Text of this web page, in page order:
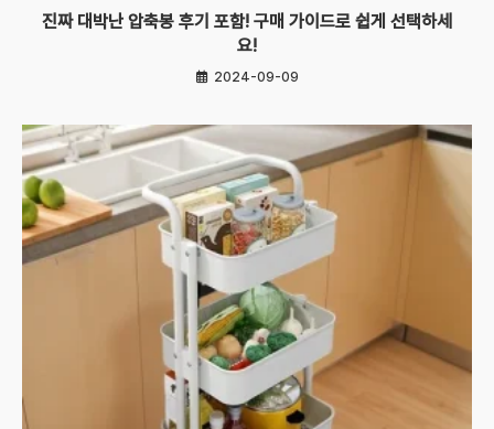
진짜 대박난 압축봉 후기 포함! 구매 가이드로 쉽게 선택하세
요!
2024-09-09